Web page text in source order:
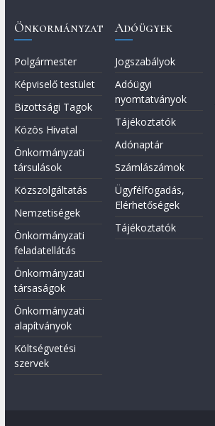
Önkormányzat
Polgármester
Képviselő testület
Bizottsági Tagok
Közös Hivatal
Önkormányzati
társulások
Közszolgáltatás
Nemzetiségek
Önkormányzati
feladatellátás
Önkormányzati
társaságok
Önkormányzati
alapítványok
Költségvetési
szervek
Adóügyek
Jogszabályok
Adóügyi
nyomtatványok
Tájékoztatók
Adónaptár
Számlászámok
Ügyfélfogadás,
Elérhetőségek
Tájékoztatók